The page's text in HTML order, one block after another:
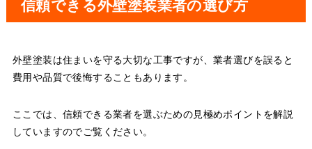
信頼できる外壁塗装業者の選び方
外壁塗装は住まいを守る大切な工事ですが、業者選びを誤ると
費用や品質で後悔することもあります。
ここでは、信頼できる業者を選ぶための見極めポイントを解説
していますのでご覧ください。